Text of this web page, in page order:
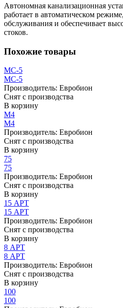
Автономная канализационная
работает в автоматическом
обслуживания и обеспечивает
стоков.
Похожие товары
МС-5
МС-5
Производитель: Евробион
Снят с производства
В корзину
М4
М4
Производитель: Евробион
Снят с производства
В корзину
75
75
Производитель: Евробион
Снят с производства
В корзину
15 АРТ
15 АРТ
Производитель: Евробион
Снят с производства
В корзину
8 АРТ
8 АРТ
Производитель: Евробион
Снят с производства
В корзину
100
100